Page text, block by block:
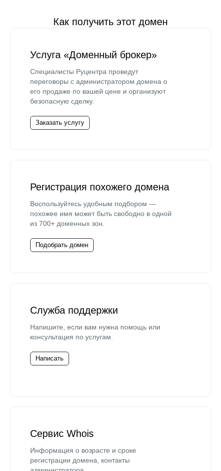
Как получить этот домен
Услуга «Доменный брокер»
Специалисты Руцентра проведут
переговоры с администратором домена о
его продаже по вашей цене и организуют
безопасную сделку.
Заказать услугу
Регистрация похожего домена
Воспользуйтесь удобным подбором —
похожее имя может быть свободно в одной
из 700+ доменных зон.
Подобрать домен
Служба поддержки
Напишите, если вам нужна помощь или
консультация по услугам.
Написать
Сервис Whois
Информация о возрасте и сроке
регистрации домена, контакты